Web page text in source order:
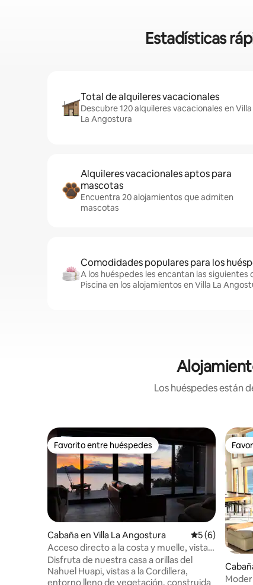
Estadísticas
Total de alquileres vacacionales
Descubre 120 alquileres vacacionales en Villa
La Angostura
Alquileres vacacionales aptos para
mascotas
Encuentra 20 alojamientos que admiten
mascotas
Comodidades populares para los
A los huéspedes les encantan las siguientes
Piscina en los alojamientos en Villa La
Los huéspedes están
Favorito entre huéspedes
Favorito entre huéspedes
Cabaña en Villa La Angostura Calificación
5 (6)
Acceso directo a la costa y muelle, vistas
únicas.
Disfruta de nuestra casa a orillas del
Nahuel Huapi, vistas a la Cordillera,
entorno lleno de vegetación, construida